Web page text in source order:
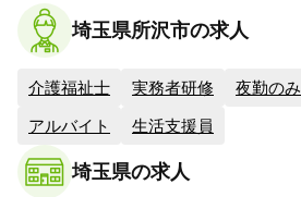
埼玉県所沢市の求人
介護福祉士 実務者研修 夜勤のみ
アルバイト 生活支援員
埼玉県の求人